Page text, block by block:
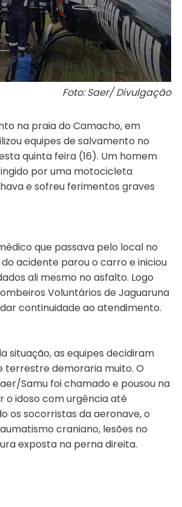
Foto: Saer/ Divulgação
na praia do Camacho, em
equipes de salvamento no
quinta feira (16). Um homem
por uma motocicleta
e sofreu ferimentos graves
que passava pelo local no
acidente parou o carro e iniciou
ali mesmo no asfalto. Logo
Voluntários de Jaguaruna
continuidade ao atendimento.
situação, as equipes decidiram
terrestre demoraria muito. O
Samu foi chamado e pousou na
o idoso com urgência até
os socorristas da aeronave, o
craniano, lesões no
exposta na perna direita.